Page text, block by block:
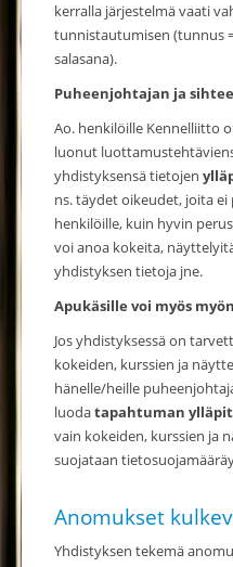
kerralla järjestelmä vaati
tunnistautumisen (tunnus
salasana).
Puheenjohtajan ja
Ao. henkilöille Kennelliitto
luonut
yhdistyksensä tietojen
ns. täydet oikeudet, joita
henkilöille, kuin hyvin
voi anoa kokeita,
yhdistyksen tietoja jne.
Apukäsille voi myös
Jos yhdistyksessä on
kokeiden, kurssien ja
hänelle/heille
luodatapahtuman
vain kokeiden, kurssien ja
suojataan
Anomukset
Yhdistyksen tekemä